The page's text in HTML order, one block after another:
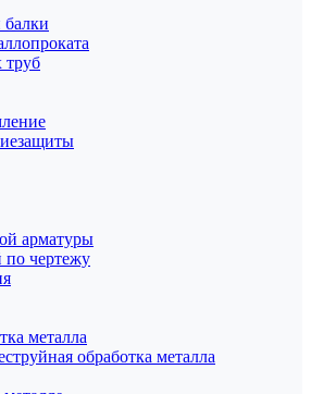
балки
труб
арматуры
по чертежу
металла
обработка металла